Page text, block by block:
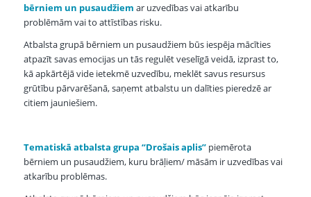
bērniem un pusaudžiem ar uzvedības vai atkarību
problēmām vai to attīstības risku.
Atbalsta grupā bērniem un pusaudžiem būs iespēja mācīties
atpazīt savas emocijas un tās regulēt veselīgā veidā, izprast to,
kā apkārtējā vide ietekmē uzvedību, meklēt savus resursus
grūtību pārvarēšanā, saņemt atbalstu un dalīties pieredzē ar
citiem jauniešiem.
Tematiskā atbalsta grupa “Drošais aplis’’ piemērota
bērniem un pusaudžiem, kuru brāļiem/ māsām ir uzvedības vai
atkarību problēmas.